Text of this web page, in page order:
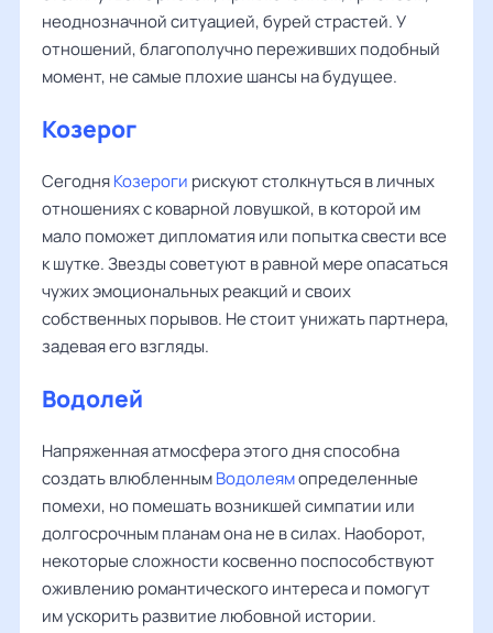
неоднозначной ситуацией, бурей страстей. У
отношений, благополучно переживших подобный
момент, не самые плохие шансы на будущее.
Козерог
СегодняКозероги рискуют столкнуться в личных
отношениях с коварной ловушкой, в которой им
мало поможет дипломатия или попытка свести все
к шутке. Звезды советуют в равной мере опасаться
чужих эмоциональных реакций и своих
собственных порывов. Не стоит унижать партнера,
задевая его взгляды.
Водолей
Напряженная атмосфера этого дня способна
создать влюбленнымВодолеямопределенные
помехи, но помешать возникшей симпатии или
долгосрочным планам она не в силах. Наоборот,
некоторые сложности косвенно поспособствуют
оживлению романтического интереса и помогут
им ускорить развитие любовной истории.